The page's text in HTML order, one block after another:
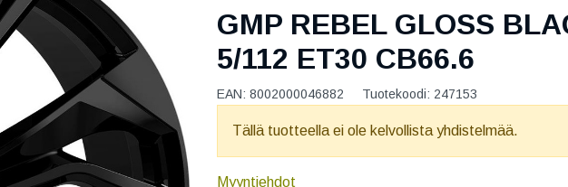
GMP REBEL GLOSS
5/112 ET30 CB66.6
EAN: 8002000046882 Tuotekoodi: 247153
Tällä tuotteella ei ole kelvollista yhdistelmää.
Myyntiehdot